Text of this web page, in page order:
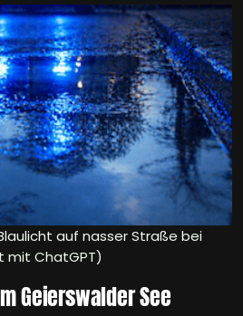
auf nasser Straße bei
mit ChatGPT)
Geierswalder See